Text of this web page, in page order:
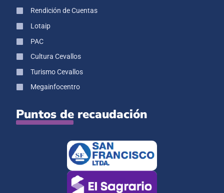
Rendición de Cuentas
Lotaip
PAC
Cultura Cevallos
Turismo Cevallos
Megainfocentro
Puntos de recaudación